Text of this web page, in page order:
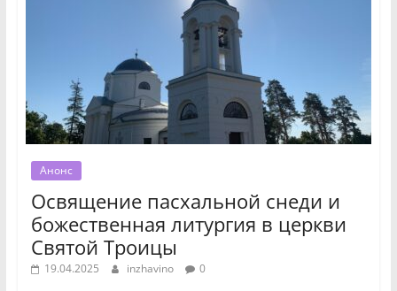
Анонс
Освящение пасхальной снеди и
божественная литургия в церкви
Святой Троицы
19.04.2025 inzhavino 0